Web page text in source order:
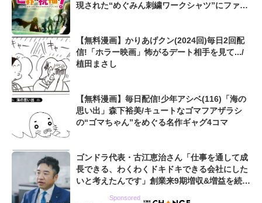
現された“めぐみん刺繍ワークシャツ”にファン
【無料漫画】かりあげクン(2024回)毎日2回配
信!「ホラー映画」怖がるデート相手を見て.../
植田まさし
【無料漫画】毎日配信!少年アシベ(116)「海の
思い出」森下裕美/キュートなゴマフアザラシ
の“ゴマちゃん”をめぐる名作ギャグ4コマ
ゴンドラ代表・古江恵治さん「仕事を通して成
長できる、わくわくドキドキできる会社にした
いと考えたんです」創業来9期増収&増益を続け
Sponsored